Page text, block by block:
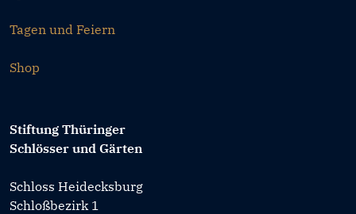
Tagen und Feiern
Shop
Stiftung Thüringer
Schlösser und Gärten
Schloss Heidecksburg
Schloßbezirk 1